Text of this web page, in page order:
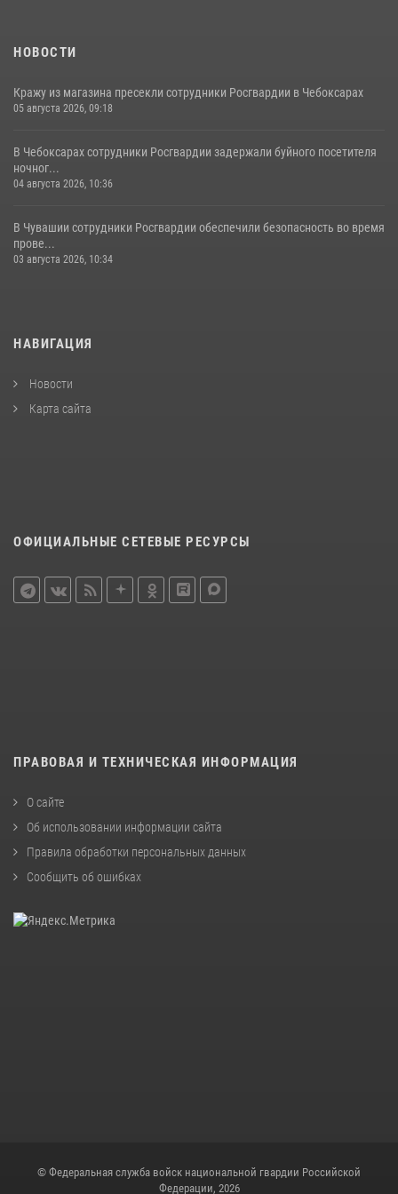
НОВОСТИ
Кражу из магазина пресекли сотрудники Росгвардии в Чебоксарах
05 августа 2026, 09:18
В Чебоксарах сотрудники Росгвардии задержали буйного посетителя
ночног...
04 августа 2026, 10:36
В Чувашии сотрудники Росгвардии обеспечили безопасность во время
прове...
03 августа 2026, 10:34
НАВИГАЦИЯ
Новости
Карта сайта
ОФИЦИАЛЬНЫЕ СЕТЕВЫЕ РЕСУРСЫ
ПРАВОВАЯ И ТЕХНИЧЕСКАЯ ИНФОРМАЦИЯ
О сайте
Об использовании информации сайта
Правила обработки персональных данных
Сообщить об ошибках
© Федеральная служба войск национальной гвардии Российской
Федерации, 2026